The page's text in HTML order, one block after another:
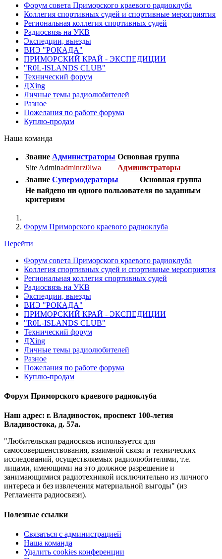
Форум совета Приморского краевого радиоклуба
Коллегия спортивных судей и спортивные мероприятия
Региональная коллегия спортивных судей
Радиосвязь на УКВ
Экспедции, выезды
ВИЭ "РОКАДА"
ПРИМОРСКИЙ КРАЙ - ЭКСПЕДИЦИИ
"R0L-ISLANDS CLUB"
Технический форум
ДХing
Личные темы радиолюбителей
Разное
Пожелания по работе форума
Куплю-продам
Наша команда
Звание Администраторы Основная группа
Site Adminadminrz0lwa
Администраторы
Звание Супермодераторы
Основная группа
Не найдено ни одного пользователя по заданным
критериям
Форум Приморского краевого радиоклуба
Перейти
Форум совета Приморского краевого радиоклуба
Коллегия спортивных судей и спортивные мероприятия
Региональная коллегия спортивных судей
Радиосвязь на УКВ
Экспедции, выезды
ВИЭ "РОКАДА"
ПРИМОРСКИЙ КРАЙ - ЭКСПЕДИЦИИ
"R0L-ISLANDS CLUB"
Технический форум
ДХing
Личные темы радиолюбителей
Разное
Пожелания по работе форума
Куплю-продам
Форум Приморского краевого радиоклуба
Наш адрес: г. Владивосток, проспект 100-летия
Владивостока, д. 57а.
"Любительская радиосвязь используется для
самосовершенствования, взаимной связи и технических
исследований, осуществляемых радиолюбителями, т.е.
лицами, имеющими на это должное разрешение и
занимающимися радиотехникой исключительно из личного
интереса и без извлечения материальной выгоды" (из
Регламента радиосвязи).
Полезные ссылки
Связаться с администрацией
Наша команда
Удалить cookies конференции